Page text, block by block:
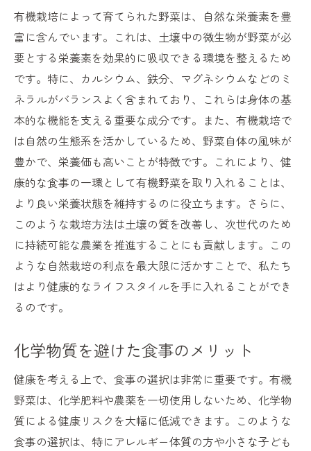
生活習慣病予防に有効な有機野菜
日常に取り入れたい有機野菜のレシピ
健康維持をサポートする食事方法
有機野菜から始める健康的な生活改革
健康志向の現代における有機野菜の重要性
健康志向の高まりと有機野菜の関係性
現代社会が求める有機野菜の役割
未来をつくる健康的な選択肢
環境問題と有機農業の連携
健康と環境保護を両立する食生活
有機野菜で構築する持続可能な未来
有機野菜と健康：自然な選択がもたらす未来
有機野菜が導く未来への健康投資
自然を尊重した食生活の可能性
有機野菜の普及と社会的影響
自然な選択が描く持続可能な未来
健康の新常識を創る有機野菜の力とは
有機栽培によって育てられた野菜は、自然な栄養素を豊
富に含んでいます。これは、土壌中の微生物が野菜が必
要とする栄養素を効果的に吸収できる環境を整えるため
です。特に、カルシウム、鉄分、マグネシウムなどのミ
ネラルがバランスよく含まれており、これらは身体の基
本的な機能を支える重要な成分です。また、有機栽培で
は自然の生態系を活かしているため、野菜自体の風味が
豊かで、栄養価も高いことが特徴です。これにより、健
康的な食事の一環として有機野菜を取り入れることは、
より良い栄養状態を維持するのに役立ちます。さらに、
このような栽培方法は土壌の質を改善し、次世代のため
に持続可能な農業を推進することにも貢献します。この
ような自然栽培の利点を最大限に活かすことで、私たち
はより健康的なライフスタイルを手に入れることができ
るのです。
化学物質を避けた食事のメリット
健康を考える上で、食事の選択は非常に重要です。有機
野菜は、化学肥料や農薬を一切使用しないため、化学物
質による健康リスクを大幅に低減できます。このような
食事の選択は、特にアレルギー体質の方や小さな子ども